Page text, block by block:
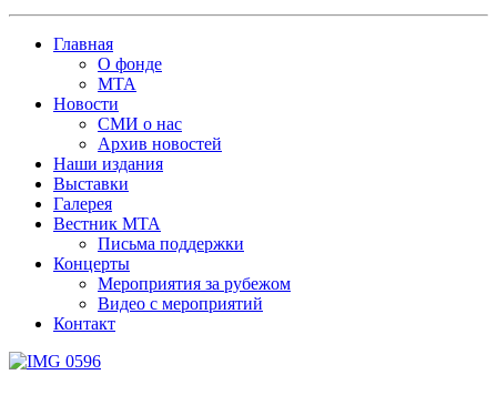
Главная
О фонде
МТА
Новости
СМИ о нас
Архив новостей
Наши издания
Выставки
Галерея
Вестник МТА
Письма поддержки
Концерты
Мероприятия за рубежом
Видео с мероприятий
Контакт